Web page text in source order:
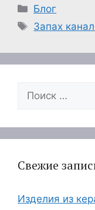
Рубрики
Блог
Метки
Запах
Поиск:
Свежие
Изделия из